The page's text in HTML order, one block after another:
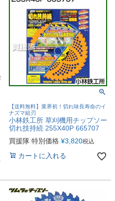
【送料無料】業界初！切れ味長寿命のイ
ナズマ組刃
小林鉄工所 草刈機用チップソー
切れ技持続 255X40P 665707
買援隊 特別価格 ¥3,820税込
カートに入れる